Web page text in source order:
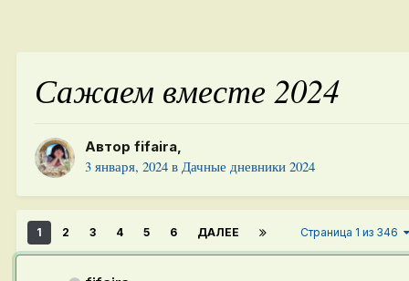
Сажаем вместе 2024
Авторfifaira,
3 января, 2024 вДачные дневники 2024
1 2 3 4 5 6 ДАЛЕЕ Страница 1 из 346